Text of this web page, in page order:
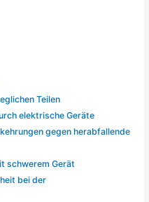
Teilen
elektrische Geräte
gegen herabfallende
schwerem Gerät
bei der